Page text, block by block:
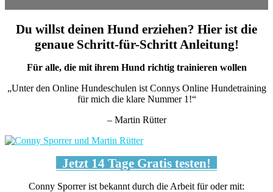
Du willst deinen Hund erziehen? Hier ist die
genaue Schritt-für-Schritt Anleitung!
Für alle, die mit ihrem Hund richtig trainieren wollen
„Unter den Online Hundeschulen ist Connys Online Hundetraining
für mich die klare Nummer 1!“
– Martin Rütter
Jetzt 14 Tage Gratis testen!
Conny Sporrer ist bekannt durch die Arbeit für oder mit: